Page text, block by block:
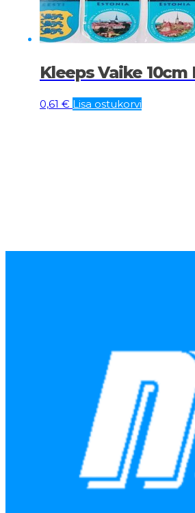
Kleeps Vaike 10cm
0,61 € Lisa ostukorvi